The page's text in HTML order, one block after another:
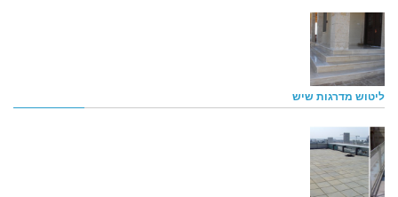
ליטוש מדרגות שיש